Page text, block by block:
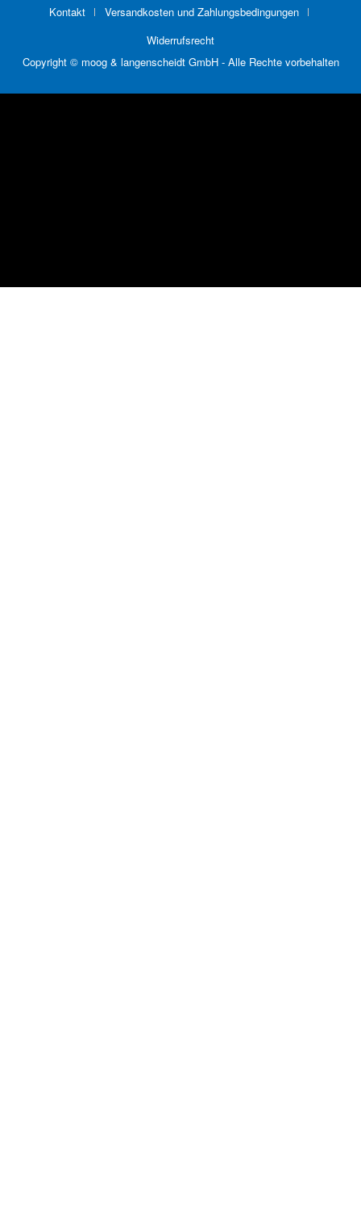
Kontakt
Versandkosten und Zahlungsbedingungen
Widerrufsrecht
Copyright © moog & langenscheidt GmbH - Alle Rechte vorbehalten